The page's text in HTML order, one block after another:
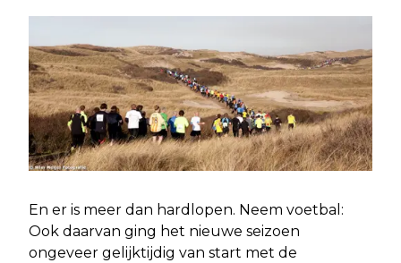
En er is meer dan hardlopen. Neem voetbal:
Ook daarvan ging het nieuwe seizoen
ongeveer gelijktijdig van start met de